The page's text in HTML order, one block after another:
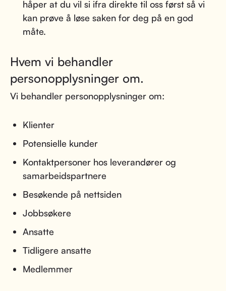
håper at du vil si ifra direkte til oss først så vi
kan prøve å løse saken for deg på en god
måte.
Hvem vi behandler
personopplysninger om.
Vi behandler personopplysninger om:
Klienter
Potensielle kunder
Kontaktpersoner hos leverandører og
samarbeidspartnere
Besøkende på nettsiden
Jobbsøkere
Ansatte
Tidligere ansatte
Medlemmer